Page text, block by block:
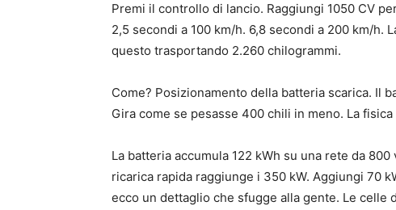
Premi il controllo di lancio. Raggiungi 1050 CV
2,5 secondi a 100 km/h. 6,8 secondi a 200 km/h.
questo trasportando 2.260 chilogrammi.
Come? Posizionamento della batteria scarica. Il
Gira come se pesasse 400 chili in meno. La
La batteria accumula 122 kWh su una rete da
ricarica rapida raggiunge i 350 kW. Aggiungi 70
ecco un dettaglio che sfugge alla gente. Le celle